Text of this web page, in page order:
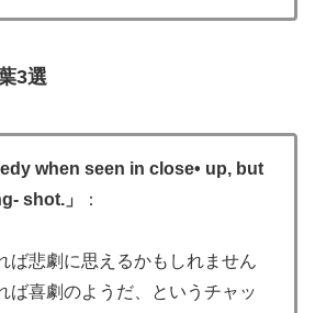
3選
when seen in close• up, but
shot.」
：
ば悲劇に思えるかもしれません
ば喜劇のようだ、というチャッ